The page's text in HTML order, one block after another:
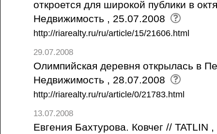
откроется для широкой публики в
Недвижимость , 25.07.2008
http://riarealty.ru/ru/article/15/21606.html
29.07.2008
Олимпийская деревня открылась в
Недвижимость , 28.07.2008
http://riarealty.ru/ru/article/0/21783.html
13.07.2008
Евгения Бахтурова. Ковчег //